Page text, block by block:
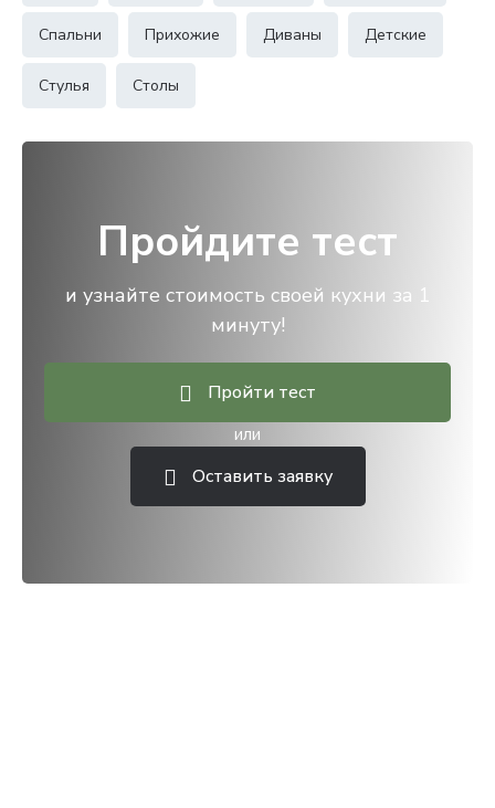
Спальни Прихожие Диваны Детские
Стулья Столы
Пройдите тест
и узнайте стоимость своей кухни за 1
минуту!
Пройти тест
или
Оставить заявку